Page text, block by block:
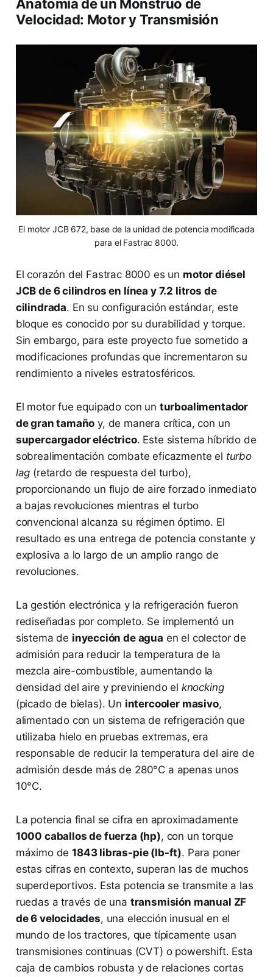
Anatomía de un Monstruo de
Velocidad: Motor y Transmisión
El motor JCB 672, base de la unidad de potencia modificada
para el Fastrac 8000.
El corazón del Fastrac 8000 es un motor diésel
JCB de 6 cilindros en línea y 7.2 litros de
cilindrada. En su configuración estándar, este
bloque es conocido por su durabilidad y torque.
Sin embargo, para este proyecto fue sometido a
modificaciones profundas que incrementaron su
rendimiento a niveles estratosféricos.
El motor fue equipado con un turboalimentador
de gran tamaño y, de manera crítica, con un
supercargador eléctrico. Este sistema híbrido de
sobrealimentación combate eficazmente el turbo
lag (retardo de respuesta del turbo),
proporcionando un flujo de aire forzado inmediato
a bajas revoluciones mientras el turbo
convencional alcanza su régimen óptimo. El
resultado es una entrega de potencia constante y
explosiva a lo largo de un amplio rango de
revoluciones.
La gestión electrónica y la refrigeración fueron
rediseñadas por completo. Se implementó un
sistema de inyección de agua en el colector de
admisión para reducir la temperatura de la
mezcla aire-combustible, aumentando la
densidad del aire y previniendo el knocking
(picado de bielas). Un intercooler masivo,
alimentado con un sistema de refrigeración que
utilizaba hielo en pruebas extremas, era
responsable de reducir la temperatura del aire de
admisión desde más de 280°C a apenas unos
10°C.
La potencia final se cifra en aproximadamente
1000 caballos de fuerza (hp), con un torque
máximo de1843 libras-pie (lb-ft). Para poner
estas cifras en contexto, superan las de muchos
superdeportivos. Esta potencia se transmite a las
ruedas a través de una transmisión manual ZF
de 6 velocidades, una elección inusual en el
mundo de los tractores, que típicamente usan
transmisiones continuas (CVT) o powershift. Esta
caja de cambios robusta y de relaciones cortas